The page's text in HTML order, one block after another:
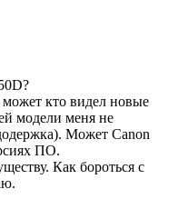
кто видел новые
модели меня не
Может Canon
ПО.
Как бороться с